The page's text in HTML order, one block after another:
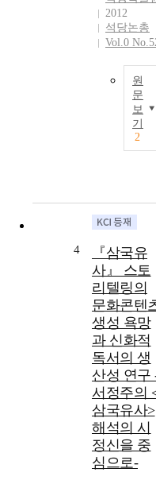
2012
석당논총
Vol.0
원
문
보
기
2
4
『삼국유
사』 스토
리텔링의
문화콘텐
생성 욕망
과 신화적
독서의 생
산성 연구
서정주의
삼국유사>
해석의 시
정신을 중
심으로-